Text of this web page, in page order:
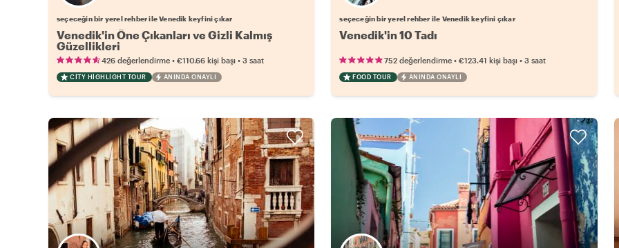
seçeceğin bir yerel rehber ile Venedik keyfini çıkar
Venedik'in Öne Çıkanları ve Gizli Kalmış
Güzellikleri
426 değerlendirme • €110.66 kişi başı • 3 saat
CITY HIGHLIGHT TOUR ANINDA ONAYLI
seçeceğin bir yerel rehber ile Venedik keyfini çıkar
Venedik'in 10 Tadı
752 değerlendirme •€123.41 kişi başı •3 saat
FOOD TOUR ANINDA ONAYLI